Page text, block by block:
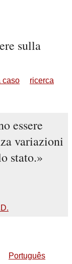
sulla
caso
ricerca
essere
variazioni
stato.
Português